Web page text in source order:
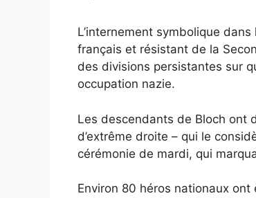
L’internement symbolique
français et résistant de la
des divisions persistantes sur
occupation nazie.
Les descendants de Bloch ont
d’extrême droite – qui le
cérémonie de mardi, qui
Environ 80 héros nationaux